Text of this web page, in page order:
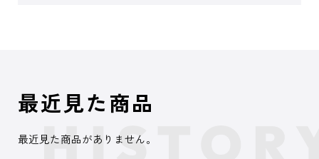
最近見た商品
最近見た商品がありません。